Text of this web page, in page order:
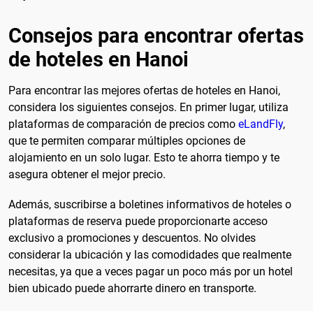
Consejos para encontrar ofertas
de hoteles en Hanoi
Para encontrar las mejores ofertas de hoteles en Hanoi,
considera los siguientes consejos. En primer lugar, utiliza
plataformas de comparación de precios como eLandFly,
que te permiten comparar múltiples opciones de
alojamiento en un solo lugar. Esto te ahorra tiempo y te
asegura obtener el mejor precio.
Además, suscribirse a boletines informativos de hoteles o
plataformas de reserva puede proporcionarte acceso
exclusivo a promociones y descuentos. No olvides
considerar la ubicación y las comodidades que realmente
necesitas, ya que a veces pagar un poco más por un hotel
bien ubicado puede ahorrarte dinero en transporte.